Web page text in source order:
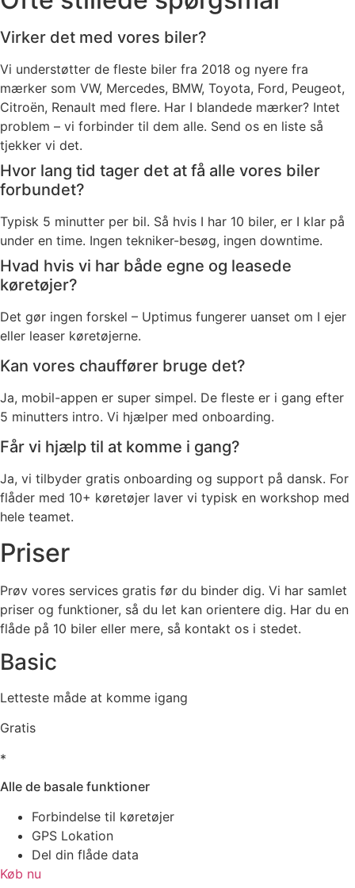
Virker det med vores biler?
Vi understøtter de fleste biler fra 2018 og nyere fra
mærker som VW, Mercedes, BMW, Toyota, Ford, Peugeot,
Citroën, Renault med flere. Har I blandede mærker? Intet
problem – vi forbinder til dem alle. Send os en liste så
tjekker vi det.
Hvor lang tid tager det at få alle vores biler
forbundet?
Typisk 5 minutter per bil. Så hvis I har 10 biler, er I klar på
under en time. Ingen tekniker-besøg, ingen downtime.
Hvad hvis vi har både egne og leasede
køretøjer?
Det gør ingen forskel – Uptimus fungerer uanset om I ejer
eller leaser køretøjerne.
Kan vores chauffører bruge det?
Ja, mobil-appen er super simpel. De fleste er i gang efter
5 minutters intro. Vi hjælper med onboarding.
Får vi hjælp til at komme i gang?
Ja, vi tilbyder gratis onboarding og support på dansk. For
flåder med 10+ køretøjer laver vi typisk en workshop med
hele teamet.
Priser
Prøv vores services gratis før du binder dig. Vi har samlet
priser og funktioner, så du let kan orientere dig. Har du en
flåde på 10 biler eller mere, så kontakt os i stedet.
Basic
Letteste måde at komme igang
Gratis
*
Alle de basale funktioner
Forbindelse til køretøjer
GPS Lokation
Del din flåde data
Køb nu